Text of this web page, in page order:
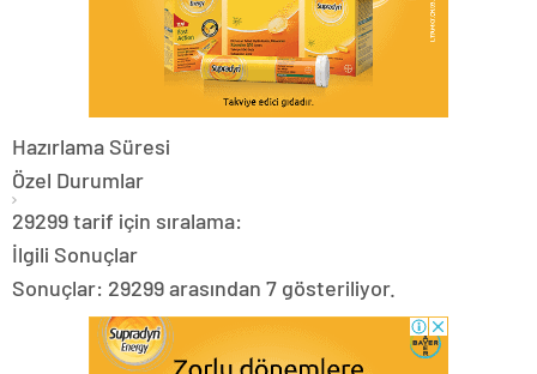
Hazırlama Süresi
Özel Durumlar
29299 tarif için sıralama:
İlgili Sonuçlar
Sonuçlar: 29299 arasından 7 gösteriliyor.